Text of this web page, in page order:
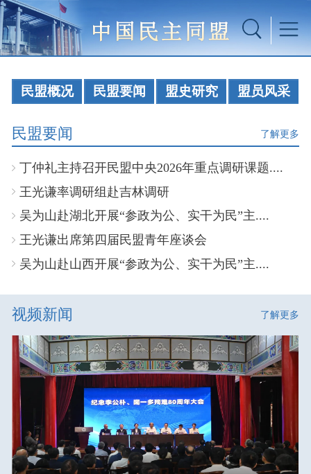
民盟概况 民盟要闻 盟史研究 盟员风采
民盟要闻 了解更多
丁仲礼主持召开民盟中央2026年重点调研课题....
王光谦率调研组赴吉林调研
吴为山赴湖北开展“参政为公、实干为民”主....
王光谦出席第四届民盟青年座谈会
吴为山赴山西开展“参政为公、实干为民”主....
视频新闻 了解更多